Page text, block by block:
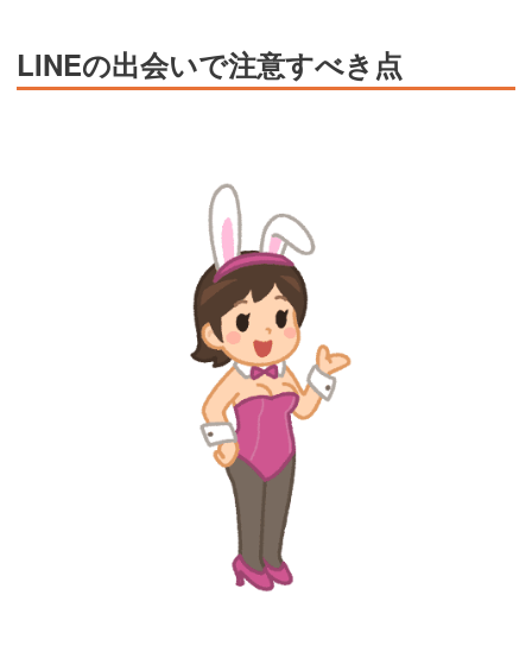
LINEの出会いで注意すべき点